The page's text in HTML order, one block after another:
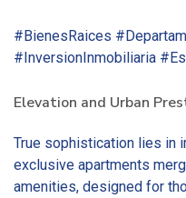
#BienesRaices
#InversionInmobiliaria
Elevation and Urban
True sophistication lies in
exclusive apartments
amenities, designed for